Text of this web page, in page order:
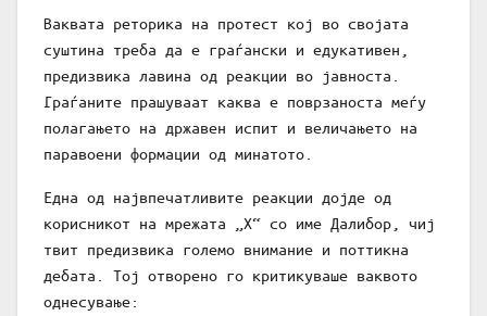
Ваквата реторика на протест кој во својата
суштина треба да е граѓански и едукативен,
предизвика лавина од реакции во јавноста.
Граѓаните прашуваат каква е поврзаноста меѓу
полагањето на државен испит и величањето на
паравоени формации од минатото.
Една од највпечатливите реакции дојде од
корисникот на мрежата „Х“ со име Далибор, чиј
твит предизвика големо внимание и поттикна
дебата. Тој отворено го критикуваше ваквото
однесување: